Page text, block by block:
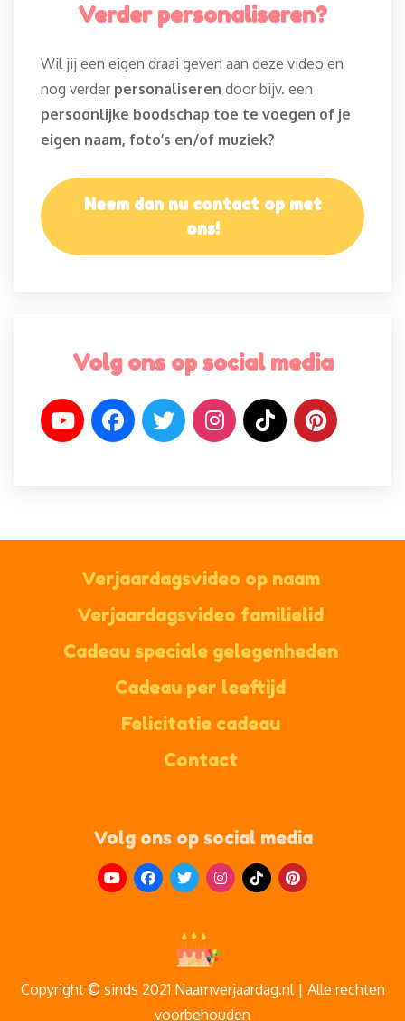
Verder personaliseren?
Wil jij een eigen draai geven aan deze video en
nog verder personaliseren door bijv. een
persoonlijke boodschap toe te voegen of je
eigen naam, foto’s en/of muziek?
Neem dan nu contact op met
ons!
Volg ons op social media
Verjaardagsvideo op naam
Verjaardagsvideo familielid
Cadeau speciale gelegenheden
Cadeau per leeftijd
Felicitatie cadeau
Contact
Volg ons op social media
Copyright © sinds 2021 Naamverjaardag.nl | Alle rechten
voorbehouden